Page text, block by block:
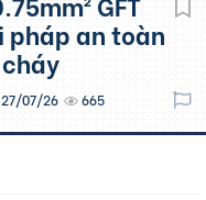
pháp an toàn
27/07/26 665